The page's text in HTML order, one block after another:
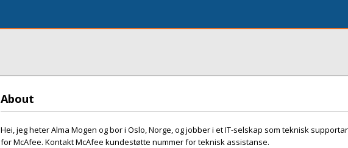
About
Hei, jeg heter Alma Mogen og bor i Oslo, Norge, og jobber i et IT-selskap som teknisk
for McAfee. Kontakt McAfee kundestøtte nummer for teknisk assistanse.